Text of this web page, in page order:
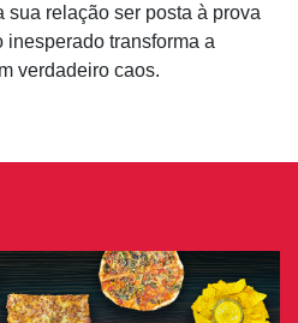
sua relação ser posta à prova
transforma a
verdadeiro caos.